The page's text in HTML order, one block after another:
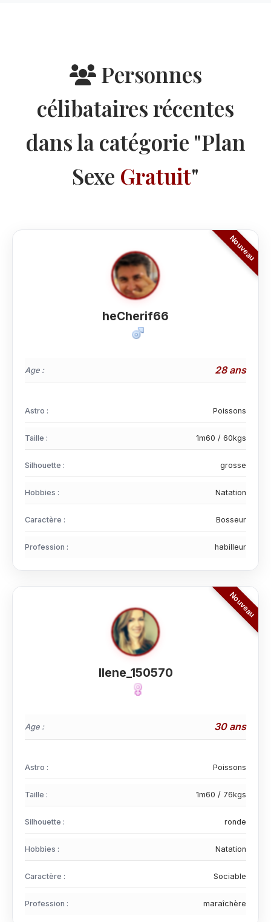
Personnes
célibataires récentes
dans la catégorie "Plan
Sexe Gratuit"
heCherif66
Age : 28 ans
Astro : Poissons
Taille : 1m60 / 60kgs
Silhouette : grosse
Hobbies : Natation
Caractère : Bosseur
Profession : habilleur
Ilene_150570
Age : 30 ans
Astro : Poissons
Taille : 1m60 / 76kgs
Silhouette : ronde
Hobbies : Natation
Caractère : Sociable
Profession : maraîchère